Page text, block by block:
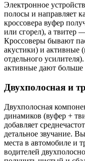
Электронное
полосы и направляет
кроссовера вуфер
или сгорел), а твитер
Кроссоверы бывают
акустики) и активные
отдельного
активные дают больше
Двухполосная и
Двухполосная
динамиков (вуфер +
добавляет
детальное звучание.
места в автомобиле и
водителей